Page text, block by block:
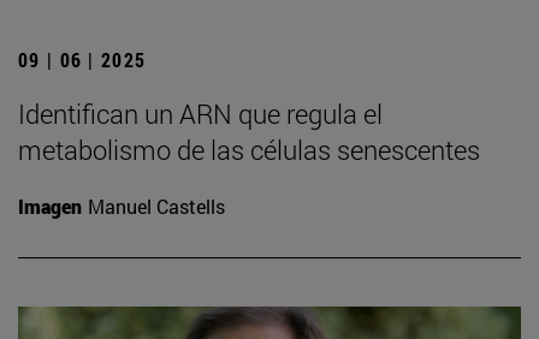
09 | 06 | 2025
Identifican un ARN que regula el
metabolismo de las células senescentes
Imagen Manuel Castells